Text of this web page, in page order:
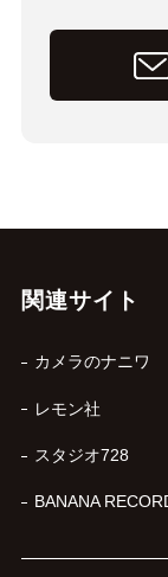
関連サイト
カメラのナニワ
レモン社
スタジオ728
BANANA